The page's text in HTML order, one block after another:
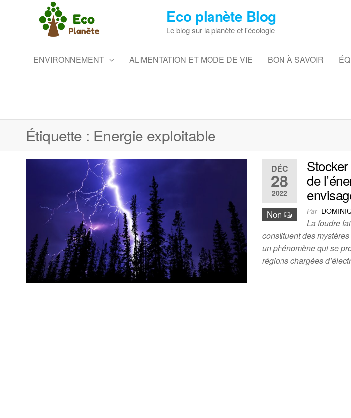
Eco planète Blog
Le blog sur la planète et l'écologie
ENVIRONNEMENT ALIMENTATION ET MODE DE VIE BON À SAVOIR
Étiquette : Energie exploitable
DÉC
28
2022
Non
de
Par
La foudre
constituent des
un phénomène qui se
régions chargées